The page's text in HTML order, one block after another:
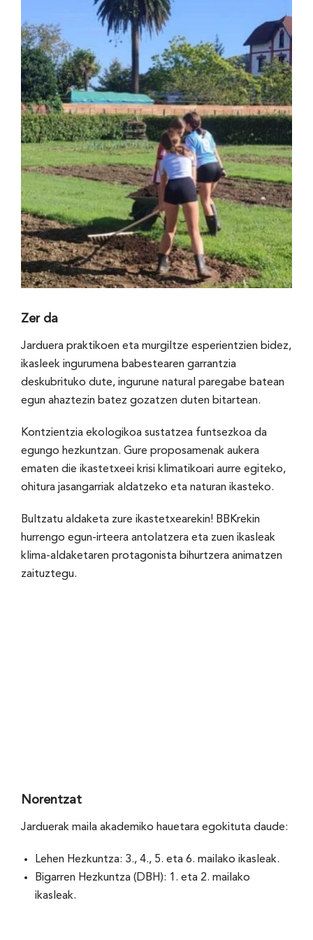
Zer da
Jarduera praktikoen eta murgiltze esperientzien bidez,
ikasleek ingurumena babestearen garrantzia
deskubrituko dute, ingurune natural paregabe batean
egun ahaztezin batez gozatzen duten bitartean.
Kontzientzia ekologikoa sustatzea funtsezkoa da
egungo hezkuntzan. Gure proposamenak aukera
ematen die ikastetxeei krisi klimatikoari aurre egiteko,
ohitura jasangarriak aldatzeko eta naturan ikasteko.
Bultzatu aldaketa zure ikastetxearekin! BBKrekin
hurrengo egun-irteera antolatzera eta zuen ikasleak
klima-aldaketaren protagonista bihurtzera animatzen
zaituztegu.
Norentzat
Jarduerak maila akademiko hauetara egokituta daude:
Lehen Hezkuntza: 3., 4., 5. eta 6. mailako ikasleak.
Bigarren Hezkuntza (DBH): 1. eta 2. mailako
ikasleak.